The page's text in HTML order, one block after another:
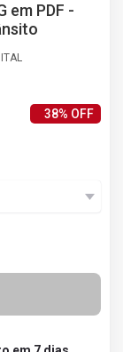
em PDF -
38% OFF